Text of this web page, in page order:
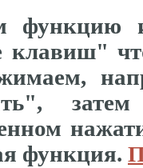
функцию
клавиш"
функция.